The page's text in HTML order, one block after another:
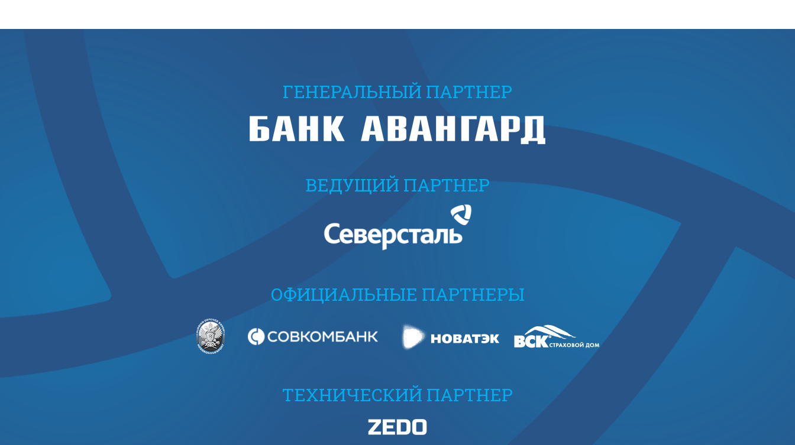
ГЕНЕРАЛЬНЫЙ ПАРТНЕР
ВЕДУЩИЙ ПАРТНЕР
ОФИЦИАЛЬНЫЕ ПАРТНЕРЫ
ТЕХНИЧЕСКИЙ ПАРТНЕР